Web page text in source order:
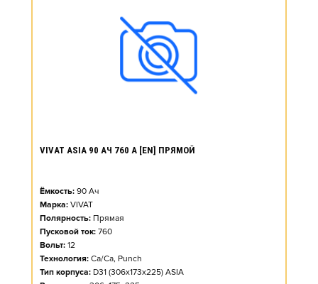
VIVAT ASIA 90 АЧ 760 А [EN] ПРЯМОЙ
Ёмкость: 90 Ач
Марка: VIVAT
Полярность: Прямая
Пусковой ток: 760
Вольт: 12
Технология: Ca/Ca, Punch
Тип корпуса: D31 (306x173x225) ASIA